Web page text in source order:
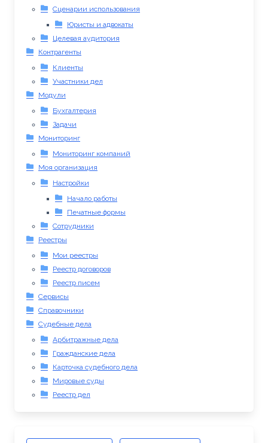
Сценарии использования
Юристы и адвокаты
Целевая аудитория
Контрагенты
Клиенты
Участники дел
Модули
Бухгалтерия
Задачи
Мониторинг
Мониторинг компаний
Моя организация
Настройки
Начало работы
Печатные формы
Сотрудники
Реестры
Мои реестры
Реестр договоров
Реестр писем
Сервисы
Справочники
Судебные дела
Арбитражные дела
Гражданские дела
Карточка судебного дела
Мировые суды
Реестр дел